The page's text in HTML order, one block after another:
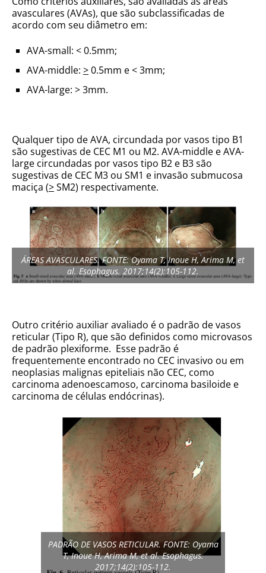
avasculares (AVAs), que são subclassificadas de
acordo com seu diâmetro em:
AVA-small: < 0.5mm;
AVA-middle: >0.5mm e < 3mm;
AVA-large: > 3mm.
Qualquer tipo de AVA, circundada por vasos tipo B1
são sugestivas de CEC M1 ou M2. AVA-middle e AVA-
large circundadas por vasos tipo B2 e B3 são
sugestivas de CEC M3 ou SM1 e invasão submucosa
maciça (>SM2) respectivamente.
ÁREAS AVASCULARES. FONTE: Oyama T, Inoue H, Arima M, et
al. Esophagus. 2017;14(2):105-112.
Outro critério auxiliar avaliado é o padrão de vasos
reticular (Tipo R), que são definidos como microvasos
de padrão plexiforme. Esse padrão é
frequentemente encontrado no CEC invasivo ou em
neoplasias malignas epiteliais não CEC, como
carcinoma adenoescamoso, carcinoma basiloide e
carcinoma de células endócrinas).
PADRÃO DE VASOS RETICULAR. FONTE: Oyama
T, Inoue H, Arima M, et al. Esophagus.
2017;14(2):105-112.